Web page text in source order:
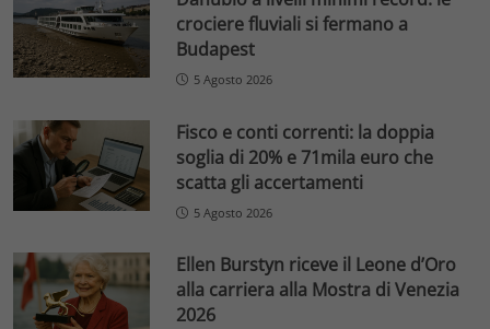
crociere fluviali si fermano a
Budapest
5 Agosto 2026
Fisco e conti correnti: la doppia
soglia di 20% e 71mila euro che
scatta gli accertamenti
5 Agosto 2026
Ellen Burstyn riceve il Leone d’Oro
alla carriera alla Mostra di Venezia
2026